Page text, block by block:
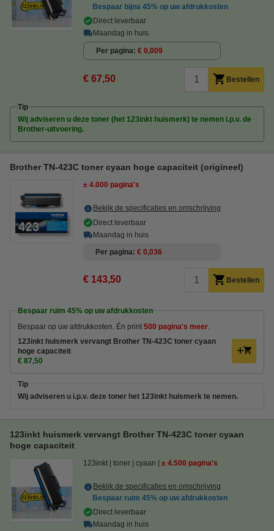
Bespaar bijna 45% op uw afdrukkosten
Direct leverbaar
Maandag in huis
Per pagina € 0,009
€ 67,50 Bestellen
Tip
Wij adviseren u deze toner (het 123inkt huismerk) te nemen i.p.v. de
Brother-uitvoering.
Brother TN-423C toner cyaan hoge capaciteit (origineel)
± 4.000 pagina's
Bekijk de specificaties en omschrijving
Direct leverbaar
Maandag in huis
Per pagina € 0,036
€ 143,50 Bestellen
Bespaar ruim 45% op uw afdrukkosten
Bespaar op uw afdrukkosten. Én print 500 pagina's meer
123inkt huismerk vervangt Brother TN-423C toner cyaan
hoge capaciteit
€ 87,50
Tip
Wij adviseren u i.p.v. deze toner het 123inkt huismerk te nemen.
123inkt huismerk vervangt Brother TN-423C toner cyaan
hoge capaciteit
123inkt toner cyaan ± 4.500 pagina's
Bekijk de specificaties en omschrijving
Bespaar ruim 45% op uw afdrukkosten
Direct leverbaar
Maandag in huis